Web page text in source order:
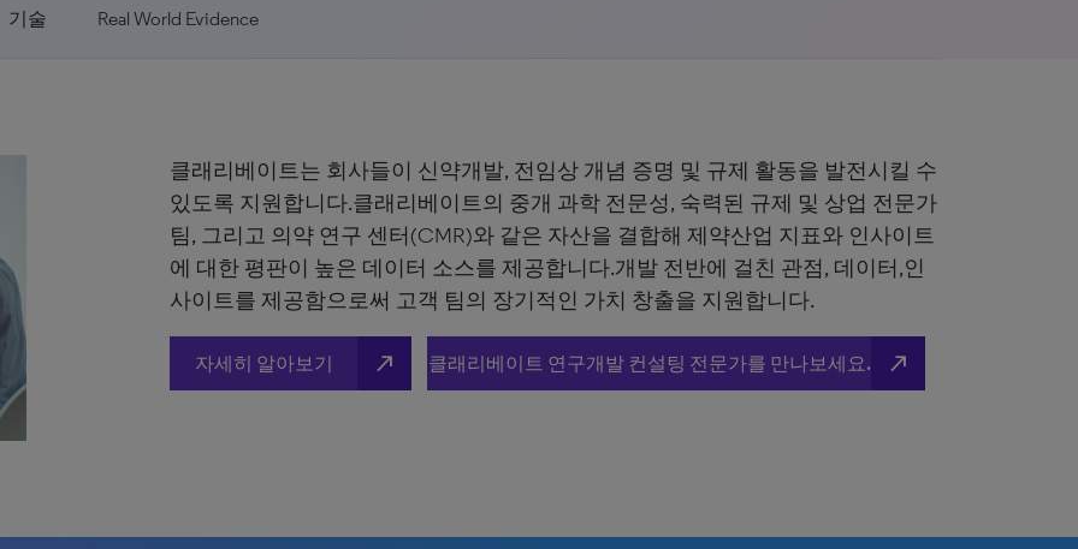
기술 Real World Evidence
클래리베이트는 회사들이 신약개발, 전임상 개념 증명 및 규제 활동을 발전시킬 수
있도록 지원합니다.클래리베이트의 중개 과학 전문성, 숙력된 규제 및 상업 전문가
팀, 그리고 의약 연구 센터(CMR)와 같은 자산을 결합해 제약산업 지표와 인사이트
에 대한 평판이 높은 데이터 소스를 제공합니다.개발 전반에 걸친 관점, 데이터,인
사이트를 제공함으로써 고객 팀의 장기적인 가치 창출을 지원합니다.
자세히 알아보기 north_east 클래리베이트 연구개발 컨설팅 전문가를 만나보세요. north_east